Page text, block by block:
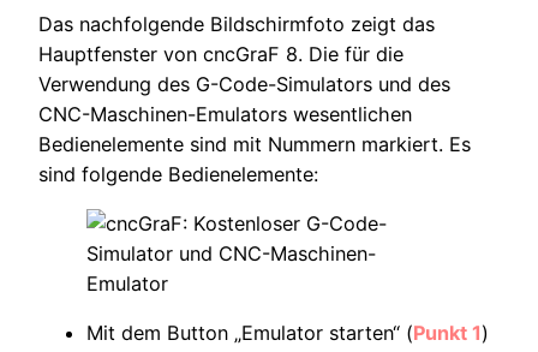
Das nachfolgende Bildschirmfoto zeigt das
Hauptfenster von cncGraF 8. Die für die
Verwendung des G-Code-Simulators und des
CNC-Maschinen-Emulators wesentlichen
Bedienelemente sind mit Nummern markiert. Es
sind folgende Bedienelemente:
Mit dem Button „Emulator starten“ (Punkt 1)